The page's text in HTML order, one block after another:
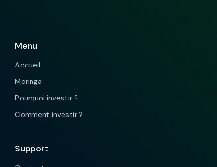
Menu
Accueil
Moringa
Pourquoi investir ?
Comment investir ?
Support